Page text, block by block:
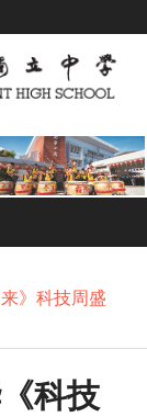
》科技周盛
科技